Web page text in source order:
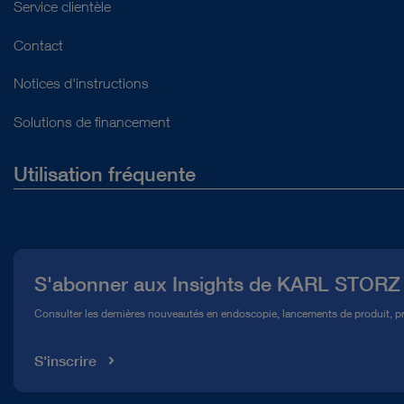
Service clientèle
Contact
Notices d'instructions
Solutions de financement
Utilisation fréquente
Service télé-assistance Conformité
S'abonner aux Insights de KARL STORZ
Consulter les dernières nouveautés en endoscopie, lancements de produit,
S'inscrire